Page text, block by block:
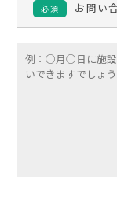
必須 お問い